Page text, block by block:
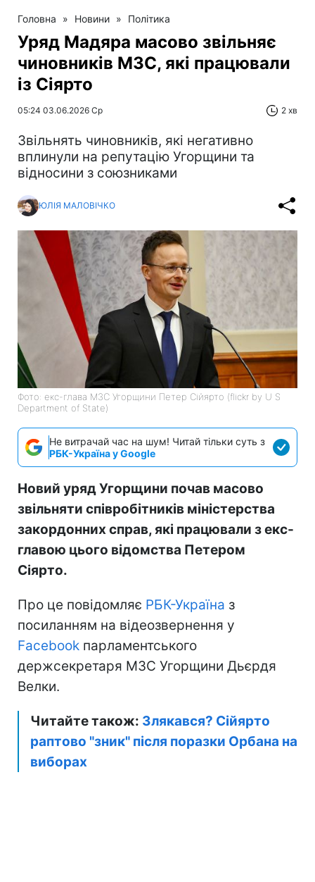
Головна » Новини » Політика
Уряд Мадяра масово звільняє
чиновників МЗС, які працювали
із Сіярто
05:24 03.06.2026 Ср 2 хв
Звільнять чиновників, які негативно
вплинули на репутацію Угорщини та
відносини з союзниками
ЮЛІЯ МАЛОВІЧКО
Фото: екс-глава МЗС Угорщини Петер Сійярто (flickr by U S
Department of State)
Не витрачай час на шум! Читай тільки суть з
РБК-Україна у Google
Новий уряд Угорщини почав масово
звільняти співробітників міністерства
закордонних справ, які працювали з екс-
главою цього відомства Петером
Сіярто.
Про це повідомляє РБК-Україна з
посиланням на відеозвернення у
Facebook парламентського
держсекретаря МЗС Угорщини Дьєрдя
Велки.
Читайте також: Злякався? Сійярто
раптово "зник" після поразки Орбана на
виборах